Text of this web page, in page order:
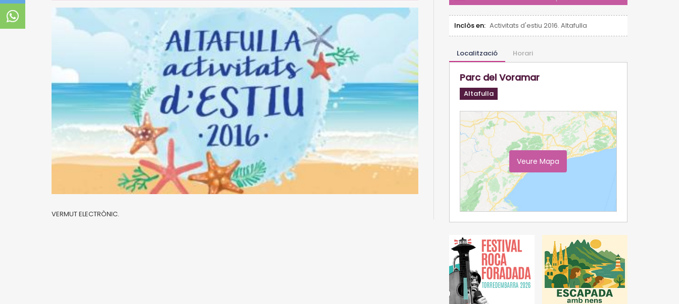
VERMUT ELECTRÒNIC.
Inclòs en: Activitats d'estiu 2016. Altafulla
Localització Horari
Parc del Voramar
Altafulla
Veure Mapa